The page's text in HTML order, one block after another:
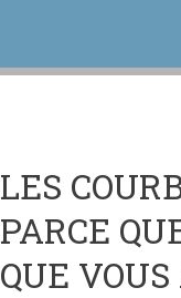
LES
PARCE
QUE